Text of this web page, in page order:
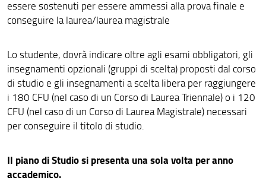
essere sostenuti per essere ammessi alla prova finale e
conseguire la laurea/laurea magistrale
Lo studente, dovrà indicare oltre agli esami obbligatori, gli
insegnamenti opzionali (gruppi di scelta) proposti dal corso
di studio e gli insegnamenti a scelta libera per raggiungere
i 180 CFU (nel caso di un Corso di Laurea Triennale) o i 120
CFU (nel caso di un Corso di Laurea Magistrale) necessari
per conseguire il titolo di studio.
Il piano di Studio si presenta una sola volta per anno
accademico.